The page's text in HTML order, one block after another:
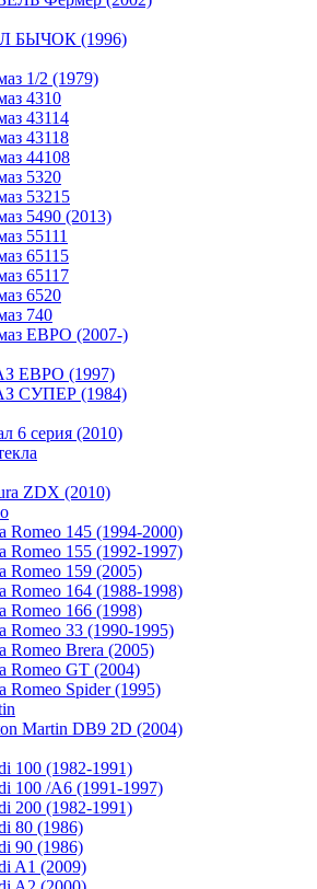
БЫЧОК (1996)
1/2 (1979)
4310
43114
43118
44108
5320
53215
5490 (2013)
55111
65115
65117
6520
740
ЕВРО (2007-)
ЕВРО (1997)
СУПЕР (1984)
6 серия (2010)
ZDX (2010)
Romeo 145 (1994-2000)
Romeo 155 (1992-1997)
Romeo 159 (2005)
Romeo 164 (1988-1998)
Romeo 166 (1998)
Romeo 33 (1990-1995)
Romeo Brera (2005)
Romeo GT (2004)
Romeo Spider (1995)
Martin DB9 2D (2004)
100 (1982-1991)
100 /A6 (1991-1997)
200 (1982-1991)
80 (1986)
90 (1986)
A1 (2009)